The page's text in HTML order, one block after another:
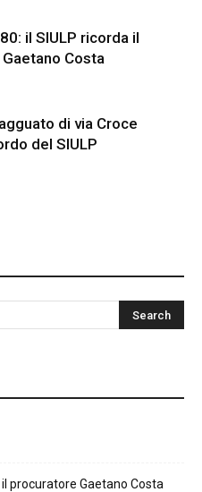
il SIULP ricorda il
Costa
di via Croce
del SIULP
procuratore Gaetano Costa